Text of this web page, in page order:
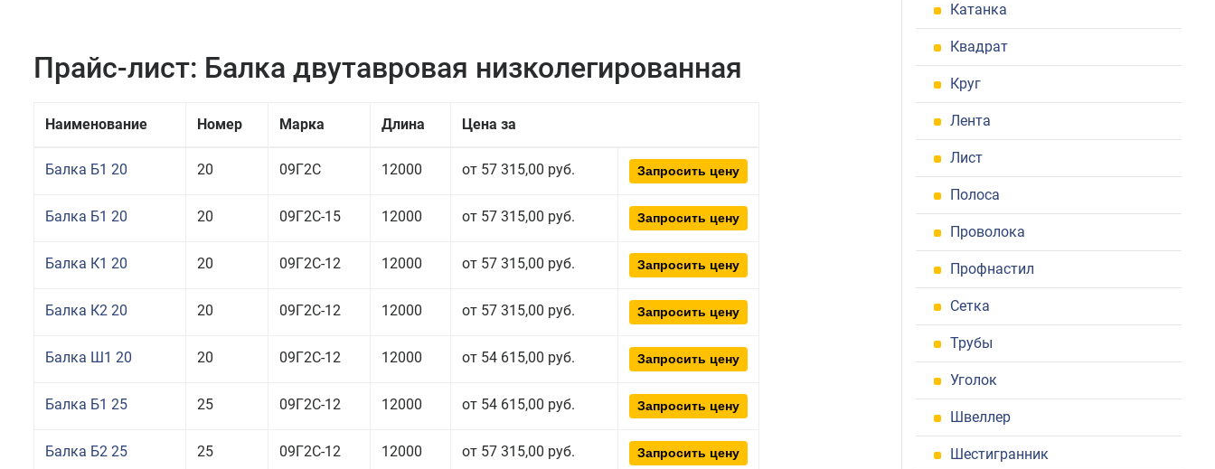
Прайс-лист: Балка двутавровая низколегированная
Наименование Номер Марка Длина Цена за
Балка Б1 20 20 09Г2С 12000 от 57 315,00 руб. Запросить цену
Балка Б1 20 20 09Г2С-15 12000 от 57 315,00 руб. Запросить цену
Балка К1 20 20 09Г2С-12 12000 от 57 315,00 руб. Запросить цену
Балка К2 20 20 09Г2С-12 12000 от 57 315,00 руб. Запросить цену
Балка Ш1 20 20 09Г2С-12 12000 от 54 615,00 руб. Запросить цену
Балка Б1 25 25 09Г2С-12 12000 от 54 615,00 руб. Запросить цену
Балка Б2 25 25 09Г2С-12 12000 от 57 315,00 руб. Запросить цену
Катанка
Квадрат
Круг
Лента
Лист
Полоса
Проволока
Профнастил
Сетка
Трубы
Уголок
Швеллер
Шестигранник